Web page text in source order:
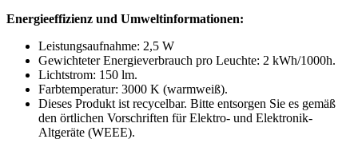
Energieeffizienz und Umweltinformationen:
Leistungsaufnahme: 2,5 W
Gewichteter Energieverbrauch pro Leuchte: 2 kWh/1000h.
Lichtstrom: 150 lm.
Farbtemperatur: 3000 K (warmweiß).
Dieses Produkt ist recycelbar. Bitte entsorgen Sie es gemäß
den örtlichen Vorschriften für Elektro- und Elektronik-
Altgeräte (WEEE).